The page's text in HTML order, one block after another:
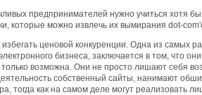
предпринимателей нужно учиться хотя
которые можно извлечь их вымирания dot-
избегать ценовой конкуренции. Одна из самых
бизнеса, заключается в том, что
только возможна. Они не просто лишают себя
собственный сайты, нанимают
тогда как на самом деле могут реализовать